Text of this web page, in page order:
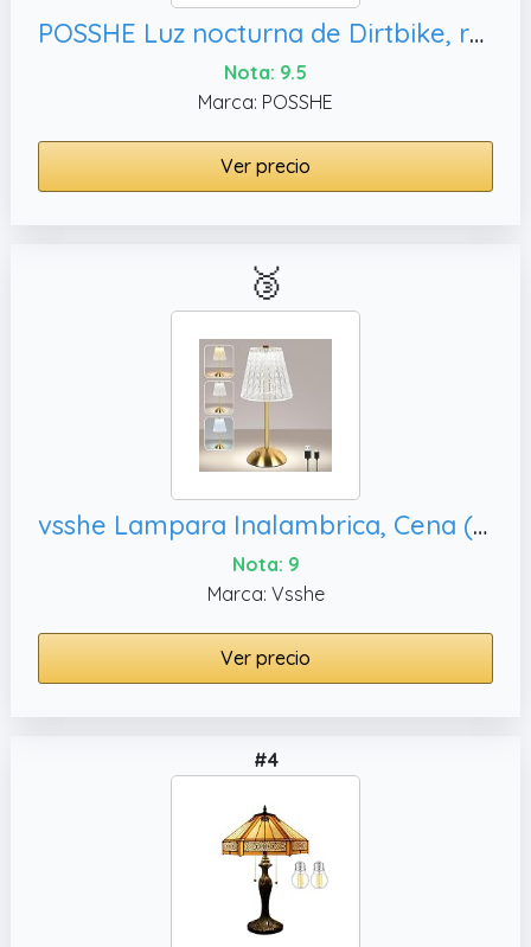
POSSHE Luz nocturna de Dirtbike, regalos de
Nota: 9.5
Marca: POSSHE
Ver precio
🥉
vsshe Lampara Inalambrica, Cena (Oro)
Nota: 9
Marca: Vsshe
Ver precio
#4